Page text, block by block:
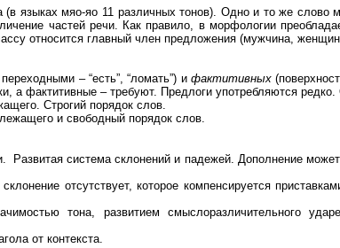
языках мяо-яо 11 различных тонов). Одно и то же слово
частей речи. Как правило, в морфологии
относится главный член предложения (мужчина,
– “есть”, “ломать”) и фактитивных
а фактитивные – требуют. Предлоги употребляются
Строгий порядок слов.
и свободный порядок слов.
Развитая система склонений и падежей. Дополнение
отсутствует, которое компенсируется
тона, развитием смыслоразличительного
от контекста.